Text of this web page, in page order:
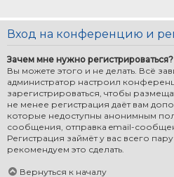
Вход на конференцию и
Зачем мне нужно регистрироваться?
Вы можете этого и не делать. Всё
администратор настроил
зарегистрироваться, чтобы
не менее регистрация даёт вам
которые недоступны анонимным
сообщения, отправка email-
Регистрация займёт у вас всего
рекомендуем это сделать.
Вернуться к началу